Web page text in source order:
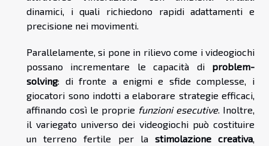
dinamici, i quali richiedono rapidi adattamenti e
precisione nei movimenti.
Parallelamente, si pone in rilievo come i videogiochi
possano incrementare le capacità di problem-
solving: di fronte a enigmi e sfide complesse, i
giocatori sono indotti a elaborare strategie efficaci,
affinando così le proprie funzioni esecutive. Inoltre,
il variegato universo dei videogiochi può costituire
un terreno fertile per la stimolazione creativa